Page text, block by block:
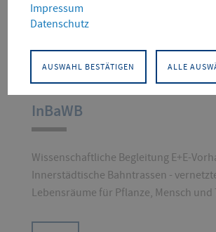
01.08.2024 - 31.07.2029
und Zentrum Drittmittelprojekt
InBaWB
Wissenschaftliche Begleitung E+E-
Innerstädtische Bahntrassen -
Lebensräume für Pflanze, Mensch und
Impressum
Datenschutz
AUSWAHL BESTÄTIGEN ALLE